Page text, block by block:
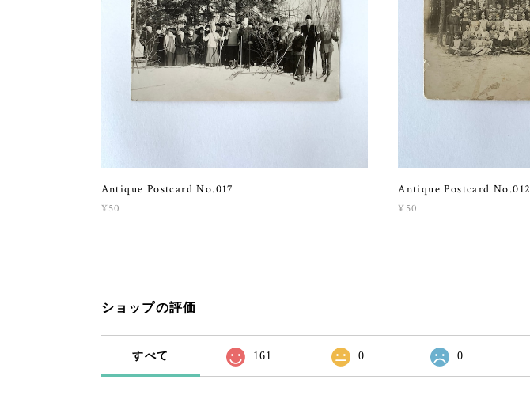
Antique Postcard No.017
¥50
Antique Postcard No.012
¥50
ショップの評価
すべて 161 0 0